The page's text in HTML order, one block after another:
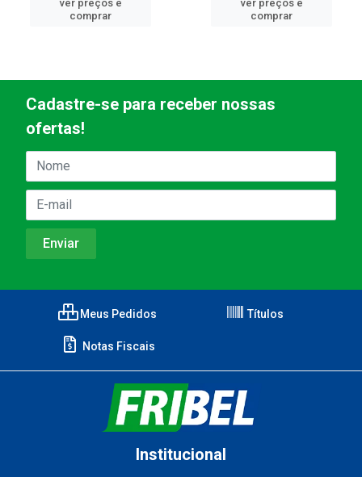
ver preços e
comprar
ver preços e
comprar
Cadastre-se para receber nossas
ofertas!
Meus Pedidos Títulos
Notas Fiscais
Institucional